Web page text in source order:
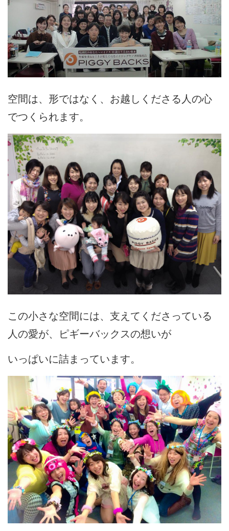
空間は、形ではなく、お越しくださる人の心
でつくられます。
この小さな空間には、支えてくださっている
人の愛が、ピギーバックスの想いが
いっぱいに詰まっています。